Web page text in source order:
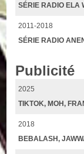
SÉRIE RADIO ELA
2011-2018
SÉRIE RADIO
Publicité
2025
TIKTOK, MOH,
2018
BEBALASH,